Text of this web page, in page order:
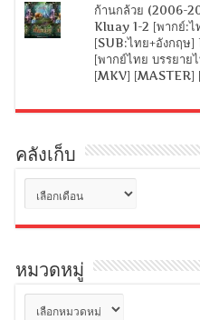
ก้านกล้วย (2006-
Kluay 1-2 [พากย์:ไ
[SUB:ไทย+อังกฤษ]
[พากย์ไทย บรรยาย
[MKV] [MASTER]
คลังเก็บ
เก็บ
หมวดหมู่